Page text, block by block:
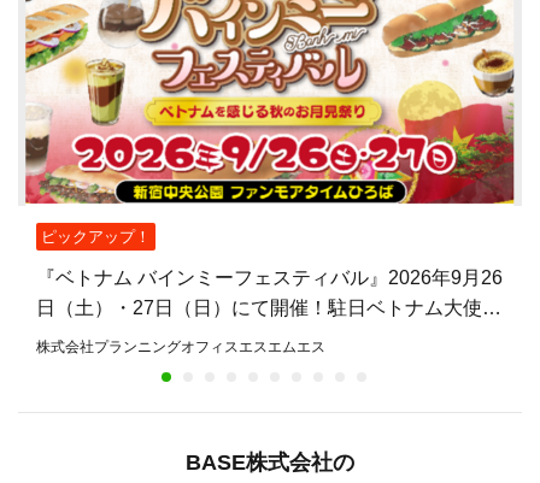
ピックアップ！
『ベトナム バインミーフェスティバル』2026年9月26
日（土）・27日（日）にて開催！駐日ベトナム大使館
公認、バインミーを主役とした日本初のフェスティバ
株式会社プランニングオフィスエスエムエス
BASE株式会社の